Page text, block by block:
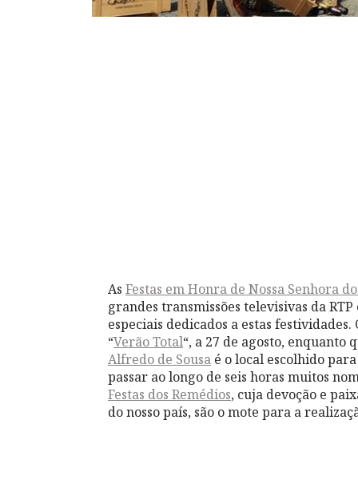
As Festas em Honra de Nossa Senhora
grandes transmissões televisivas da
especiais dedicados a estas
“Verão Total“, a 27 de agosto, enquanto
Alfredo de Sousa é o local escolhido
passar ao longo de seis horas muitos
Festas dos Remédios, cuja devoção e
do nosso país, são o mote para a